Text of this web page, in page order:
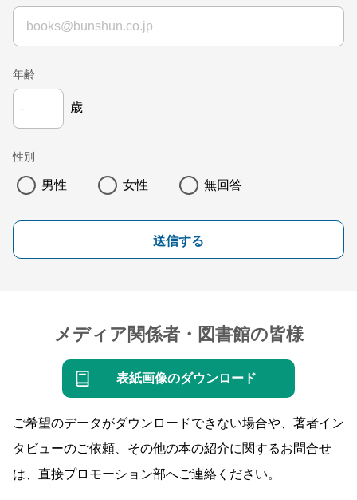
年齢
歳
性別
男性 女性 無回答
送信する
メディア関係者・図書館の皆様
表紙画像のダウンロード
ご希望のデータがダウンロードできない場合や、著者イン
タビューのご依頼、その他の本の紹介に関するお問合せ
は、直接プロモーション部へご連絡ください。